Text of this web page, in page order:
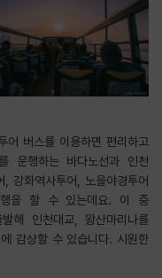
어 버스를 이용하면 편리하고
운행하는 바다노선과 인천
강화역사투어, 노을야경투어
을 할 수 있는데요. 이 중
해 인천대교, 왕산마리나를
감상할 수 있습니다. 시원한